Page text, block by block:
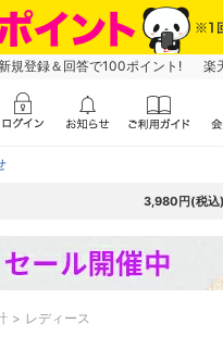
規登録＆回答で100ポイント! 楽
3,980円(税込)
レディース